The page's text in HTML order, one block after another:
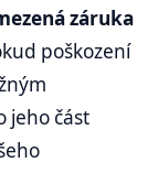
záruka
poškození
jeho část